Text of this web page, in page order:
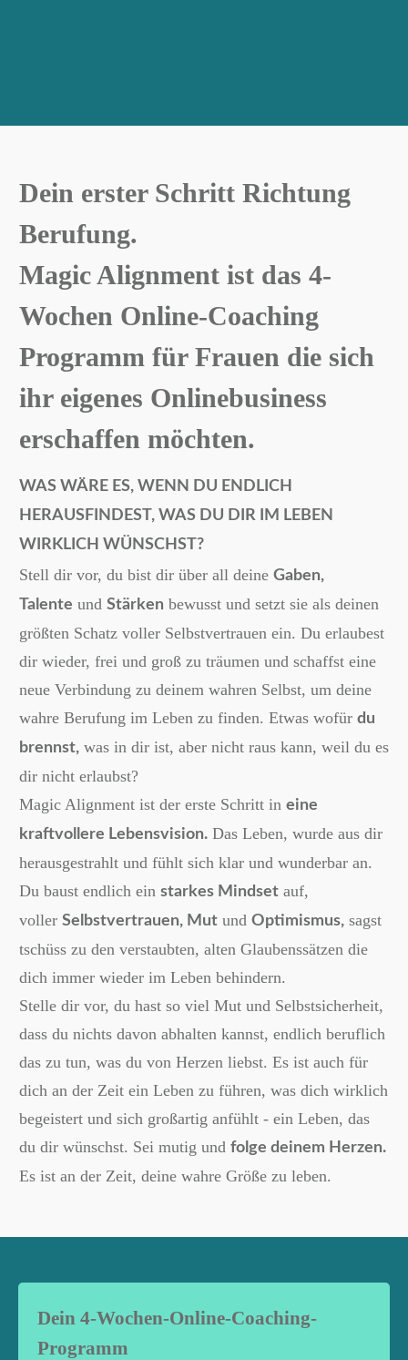
Dein erster Schritt Richtung
Berufung.
Magic Alignment ist das 4-
Wochen Online-Coaching
Programm für Frauen die sich
ihr eigenes Onlinebusiness
erschaffen möchten.
WAS WÄRE ES, WENN DU ENDLICH
HERAUSFINDEST, WAS DU DIR IM LEBEN
WIRKLICH WÜNSCHST?
Stell dir vor, du bist dir über all deine Gaben,
Talente und Stärken bewusst und setzt sie als deinen
größten Schatz voller Selbstvertrauen ein. Du erlaubest
dir wieder, frei und groß zu träumen und schaffst eine
neue Verbindung zu deinem wahren Selbst, um deine
wahre Berufung im Leben zu finden. Etwas wofür du
brennst, was in dir ist, aber nicht raus kann, weil du es
dir nicht erlaubst?
Magic Alignment ist der erste Schritt in eine
kraftvollere Lebensvision. Das Leben, wurde aus dir
herausgestrahlt und fühlt sich klar und wunderbar an.
Du baust endlich ein starkes Mindset auf,
voller Selbstvertrauen, Mut und Optimismus, sagst
tschüss zu den verstaubten, alten Glaubenssätzen die
dich immer wieder im Leben behindern.
Stelle dir vor, du hast so viel Mut und Selbstsicherheit,
dass du nichts davon abhalten kannst, endlich beruflich
das zu tun, was du von Herzen liebst. Es ist auch für
dich an der Zeit ein Leben zu führen, was dich wirklich
begeistert und sich großartig anfühlt - ein Leben, das
du dir wünschst. Sei mutig und folge deinem Herzen.
Es ist an der Zeit, deine wahre Größe zu leben.
Dein 4-Wochen-Online-Coaching-
Programm